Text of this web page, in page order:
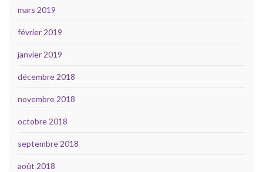
mars 2019
février 2019
janvier 2019
décembre 2018
novembre 2018
octobre 2018
septembre 2018
août 2018